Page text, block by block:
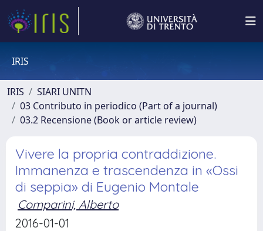
IRIS
IRIS
SIARI UNITN
03 Contributo in periodico (Part of a journal)
03.2 Recensione (Book or article review)
Vivere la propria contraddizione.
Immanenza e trascendenza in «Ossi
di seppia» di Eugenio Montale
Comparini, Alberto
2016-01-01